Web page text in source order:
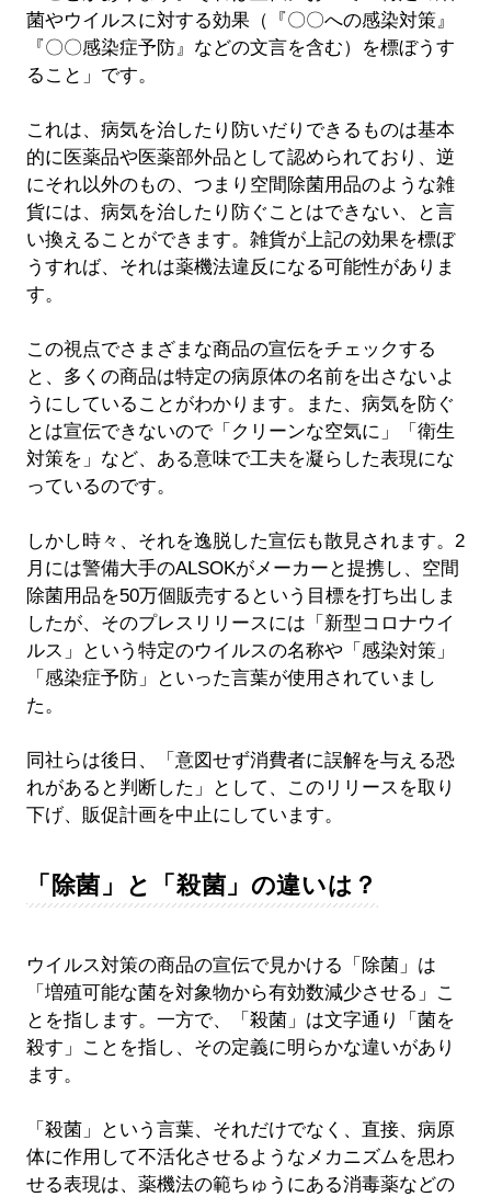
菌やウイルスに対する効果（『〇〇への感染対策』
『〇〇感染症予防』などの文言を含む）を標ぼうす
ること」です。
これは、病気を治したり防いだりできるものは基本
的に医薬品や医薬部外品として認められており、逆
にそれ以外のもの、つまり空間除菌用品のような雑
貨には、病気を治したり防ぐことはできない、と言
い換えることができます。雑貨が上記の効果を標ぼ
うすれば、それは薬機法違反になる可能性がありま
す。
この視点でさまざまな商品の宣伝をチェックする
と、多くの商品は特定の病原体の名前を出さないよ
うにしていることがわかります。また、病気を防ぐ
とは宣伝できないので「クリーンな空気に」「衛生
対策を」など、ある意味で工夫を凝らした表現にな
っているのです。
しかし時々、それを逸脱した宣伝も散見されます。2
月には警備大手のALSOKがメーカーと提携し、空間
除菌用品を50万個販売するという目標を打ち出しま
したが、そのプレスリリースには「新型コロナウイ
ルス」という特定のウイルスの名称や「感染対策」
「感染症予防」といった言葉が使用されていまし
た。
同社らは後日、「意図せず消費者に誤解を与える恐
れがあると判断した」として、このリリースを取り
下げ、販促計画を中止にしています。
「除菌」と「殺菌」の違いは？
ウイルス対策の商品の宣伝で見かける「除菌」は
「増殖可能な菌を対象物から有効数減少させる」こ
とを指します。一方で、「殺菌」は文字通り「菌を
殺す」ことを指し、その定義に明らかな違いがあり
ます。
「殺菌」という言葉、それだけでなく、直接、病原
体に作用して不活化させるようなメカニズムを思わ
せる表現は、薬機法の範ちゅうにある消毒薬などの